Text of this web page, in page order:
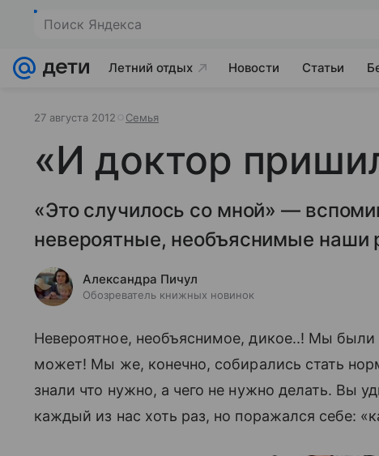
Летний отдых Новости Статьи
27 августа 2012 Семья
«И доктор
«Это случилось со мной» —
невероятные, необъяснимые наши
Александра Пичул
Обозреватель книжных новинок
Невероятное, необъяснимое, дикое..! Мы
может! Мы же, конечно, собирались стать
знали что нужно, а чего не нужно делать. Вы
каждый из нас хоть раз, но поражался себе: